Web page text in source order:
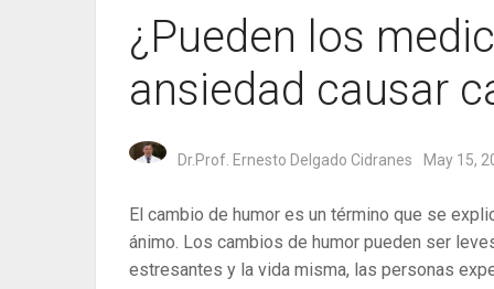
¿Pueden los
ansiedad causar
Dr.Prof. Ernesto Delgado Cidranes May 15,
El cambio de humor es un término que se
ánimo. Los cambios de humor pueden ser
estresantes y la vida misma, las personas